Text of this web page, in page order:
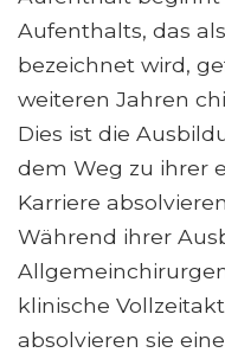
Aufenthalts, das
bezeichnet wird,
weiteren Jahren
Dies ist die
dem Weg zu ihrer
Karriere
Während ihrer
klinische
absolvieren sie